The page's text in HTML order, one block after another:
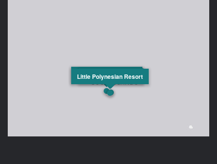
Muri Beachcomber
Little Polynesian Resort
Manuia Beach Resort